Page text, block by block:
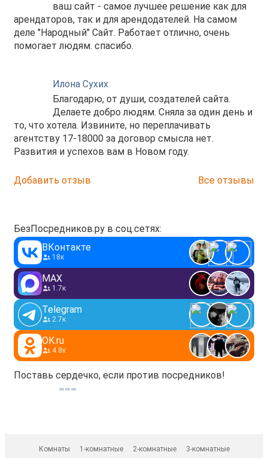
ваш сайт - самое лучшее решение как для
арендаторов, так и для арендодателей. На самом
деле "Народный" Сайт. Работает отлично, очень
помогает людям. спасибо.
Илона Сухих
Благодарю, от души, создателей сайта.
Делаете добро людям. Сняла за один день и
то, что хотела. Извините, но переплачивать
агентству 17-18000 за договор смысла нет.
Развития и успехов вам в Новом году.
Добавить отзыв Все отзывы
БезПосредников.ру в соц.сетях:
ВКонтакте
18к
MAX
1.7к
Telegram
2.7к
OK.ru
4.8к
Поставь сердечко, если против посредников!
Комнаты 1-комнатные 2-комнатные 3-комнатные